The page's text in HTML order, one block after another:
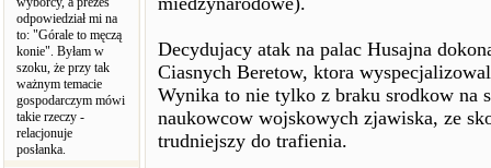
odpowiedział mi na
to: "Górale to męczą
konie". Byłam w
szoku, że przy tak
ważnym temacie
gospodarczym mówi
takie rzeczy -
relacjonuje
posłanka.
Decydujacy atak na palac Husajna
Ciasnych Beretow, ktora
Wynika to nie tylko z braku srodkow na
naukowcow wojskowych zjawiska, ze
trudniejszy do trafienia.